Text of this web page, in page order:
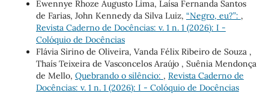
Ewennye Rhoze Augusto Lima, Laísa Fernanda Santos
de Farias, John Kennedy da Silva Luiz, “Negro, eu?”: ,
Revista Caderno de Docências: v. 1 n. 1 (2026): I -
Colóquio de Docências
Flávia Sirino de Oliveira, Vanda Félix Ribeiro de Souza ,
Thaís Teixeira de Vasconcelos Araújo , Suênia Mendonça
de Mello, Quebrando o silêncio: , Revista Caderno de
Docências: v. 1 n. 1 (2026): I - Colóquio de Docências